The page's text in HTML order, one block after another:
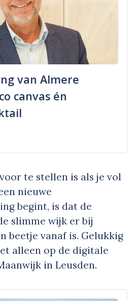
van Almere
canvas én
te stellen is als je vol
nieuwe
begint, is dat de
slimme wijk er bij
beetje vanaf is. Gelukkig
alleen op de digitale
in Leusden.